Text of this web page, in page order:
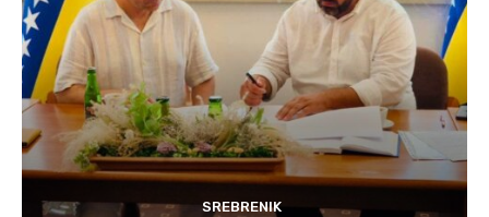
SREBRENIK